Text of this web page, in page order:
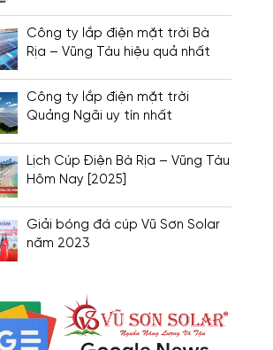
Công ty lắp điện mặt trời Bà
Rịa – Vũng Tàu hiệu quả nhất
Công ty lắp điện mặt trời
Quảng Ngãi uy tín nhất
Lịch Cúp Điện Bà Rịa – Vũng Tàu
Hôm Nay [2025]
Giải bóng đá cúp Vũ Sơn Solar
năm 2023